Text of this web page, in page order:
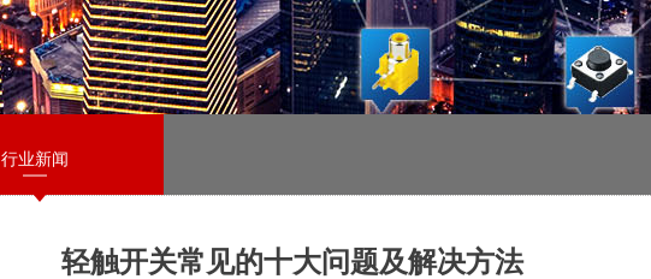
行业新闻
轻触开关常见的十大问题及解决方法